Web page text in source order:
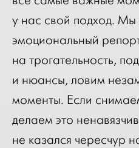
у нас свой подход.
эмоциональный
на трогательность,
и нюансы, ловим
моменты. Если
делаем это
не казался чересчур